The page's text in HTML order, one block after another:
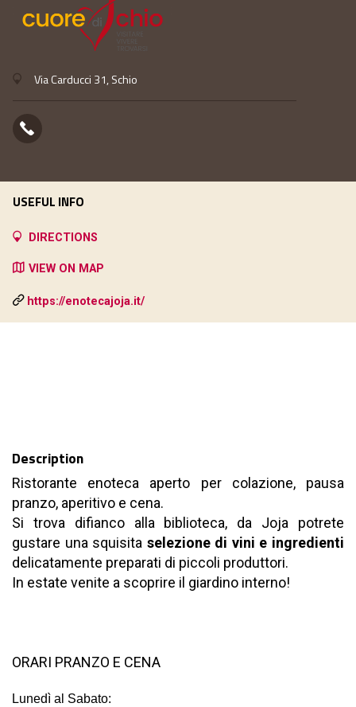
Via Carducci 31, Schio
Description
Ristorante enoteca aperto per colazione, pausa
pranzo, aperitivo e cena.
Si trova difianco alla biblioteca, da Joja potrete
gustare una squisita selezione di vini e ingredienti
delicatamente preparati di piccoli produttori.
In estate venite a scoprire il giardino interno!
ORARI PRANZO E CENA
Lunedì al Sabato:
USEFUL INFO
DIRECTIONS
VIEW ON MAP
https://enotecajoja.it/